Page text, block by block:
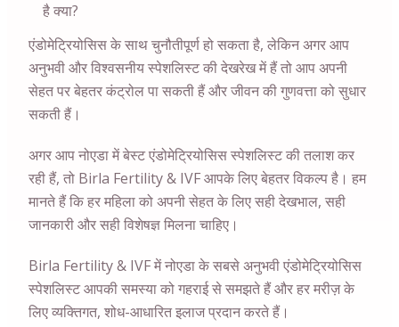
है क्या?
एंडोमेट्रियोसिस के साथ चुनौतीपूर्ण हो सकता है, लेकिन अगर आप
अनुभवी और विश्वसनीय स्पेशलिस्ट की देखरेख में हैं तो आप अपनी
सेहत पर बेहतर कंट्रोल पा सकती हैं और जीवन की गुणवत्ता को सुधार
सकती हैं।
अगर आपनोएडामें बेस्ट एंडोमेट्रियोसिस स्पेशलिस्ट की तलाश कर
रही हैं, तो Birla Fertility & IVF आपके लिए बेहतर विकल्प है। हम
मानते हैं कि हर महिला को अपनी सेहत के लिए सही देखभाल, सही
जानकारी और सही विशेषज्ञ मिलना चाहिए।
Birla Fertility & IVF मेंनोएडाके सबसे अनुभवी एंडोमेट्रियोसिस
स्पेशलिस्ट आपकी समस्या को गहराई से समझते हैं और हर मरीज़ के
लिए व्यक्तिगत, शोध-आधारित इलाज प्रदान करते हैं।